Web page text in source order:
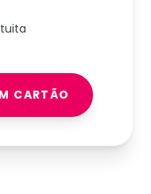
CARTÃO